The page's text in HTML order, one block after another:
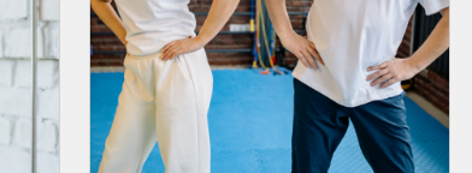
avec aisance et
votre salle de bain La
redoutée lorsque la
simples existent
sécurisée. Les
des points de